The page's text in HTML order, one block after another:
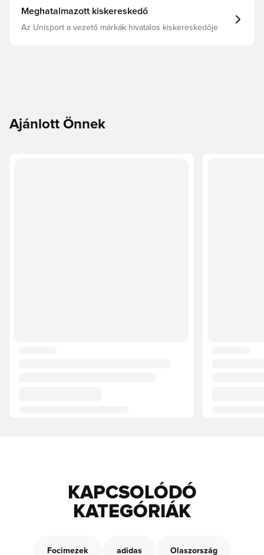
Meghatalmazott kiskereskedő
Az Unisport a vezető márkák hivatalos kiskereskedője
Ajánlott Önnek
KAPCSOLÓDÓ
KATEGÓRIÁK
Focimezek adidas Olaszország